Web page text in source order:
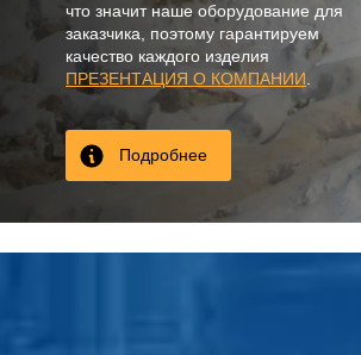
что значит наше оборудование для
заказчика, поэтому гарантируем
качество каждого изделия
ПРЕЗЕНТАЦИЯ О КОМПАНИИ
Подробнее